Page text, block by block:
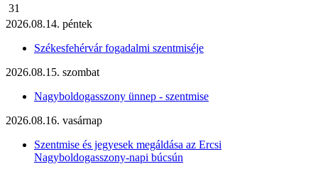
31
2026.08.14. péntek
Székesfehérvár fogadalmi szentmiséje
2026.08.15. szombat
Nagyboldogasszony ünnep - szentmise
2026.08.16. vasárnap
Szentmise és jegyesek megáldása az Ercsi
Nagyboldogasszony-napi búcsún